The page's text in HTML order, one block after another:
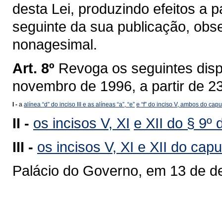
desta Lei, produzindo efeitos a
seguinte da sua publicação,
nonagesimal.
Art. 8º Revoga os seguintes
novembro de 1996, a partir de
I - a alínea “d” do inciso III e as alíneas “a”, “e” e “f” do inciso V, ambos do
II - os incisos V, XI e XII do § 9º
III - os incisos V, XI e XII do
Palácio do Governo, em 13 de